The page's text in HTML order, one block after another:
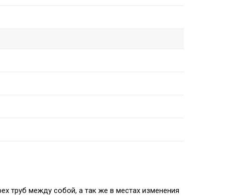
труб между собой, а так же в местах изменения